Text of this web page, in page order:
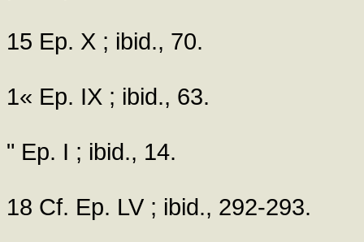
15 Ep. X ; ibid., 70.
1« Ep. IX ; ibid., 63.
" Ep. I ; ibid., 14.
18 Cf. Ep. LV ; ibid., 292-293.